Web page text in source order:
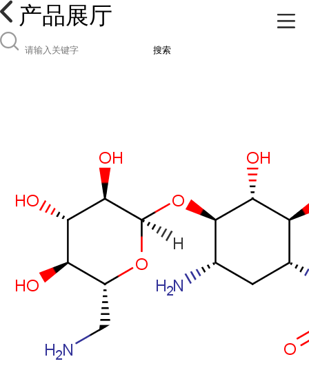
产品展厅
搜索